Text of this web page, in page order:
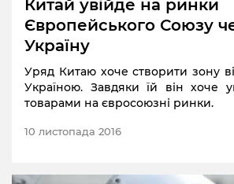
Китай увійде на ринки
Європейського Союзу
Україну
Уряд Китаю хоче створити зону
Україною. Завдяки їй він хоче
товарами на євросоюзні ринки.
10 листопада 2016